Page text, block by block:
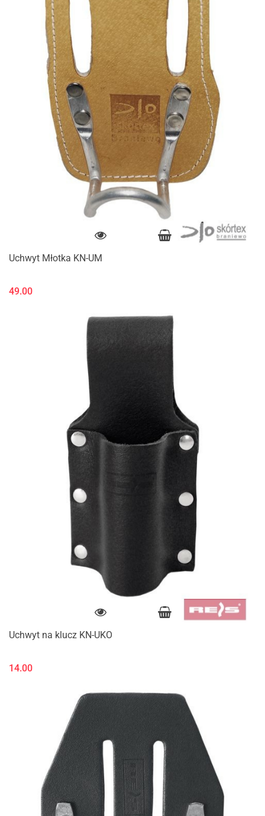
Uchwyt Młotka KN-UM
49.00
Uchwyt na klucz KN-UKO
14.00